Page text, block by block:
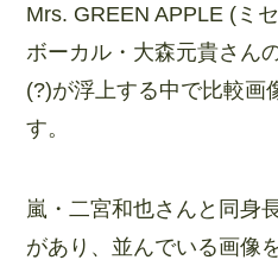
Mrs. GREEN APPLE (ミ
ボーカル・大森元貴さん
(?)が浮上する中で比較画
す。
嵐・二宮和也さんと同身
があり、並んでいる画像